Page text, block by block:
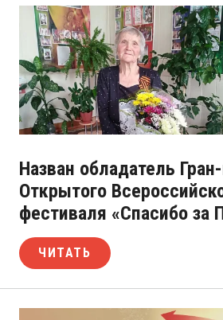
Назван обладатель
Открытого
фестиваля «Спасибо за
ЧИТАТЬ